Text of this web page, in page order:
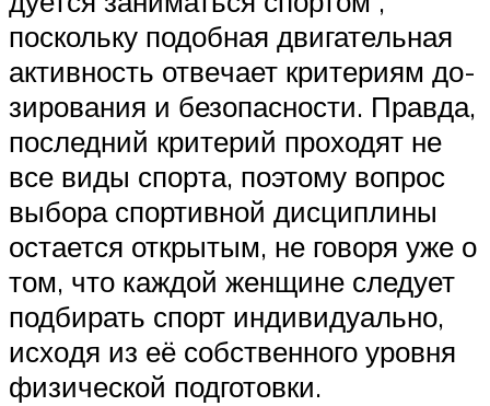
поскольку подобная двигательная
активность от­ве­ча­ет кри­те­ри­ям до­
зи­ро­ва­ния и безопасности. Правда,
последний критерий проходят не
все ви­ды спор­та, по­это­му вопрос
выбора спортивной дисциплины
остается от­кры­тым, не го­во­ря уже о
том, что каждой женщине следует
подбирать спорт ин­ди­ви­ду­аль­но,
ис­хо­дя из её собст­вен­но­го уровня
физической подготовки.